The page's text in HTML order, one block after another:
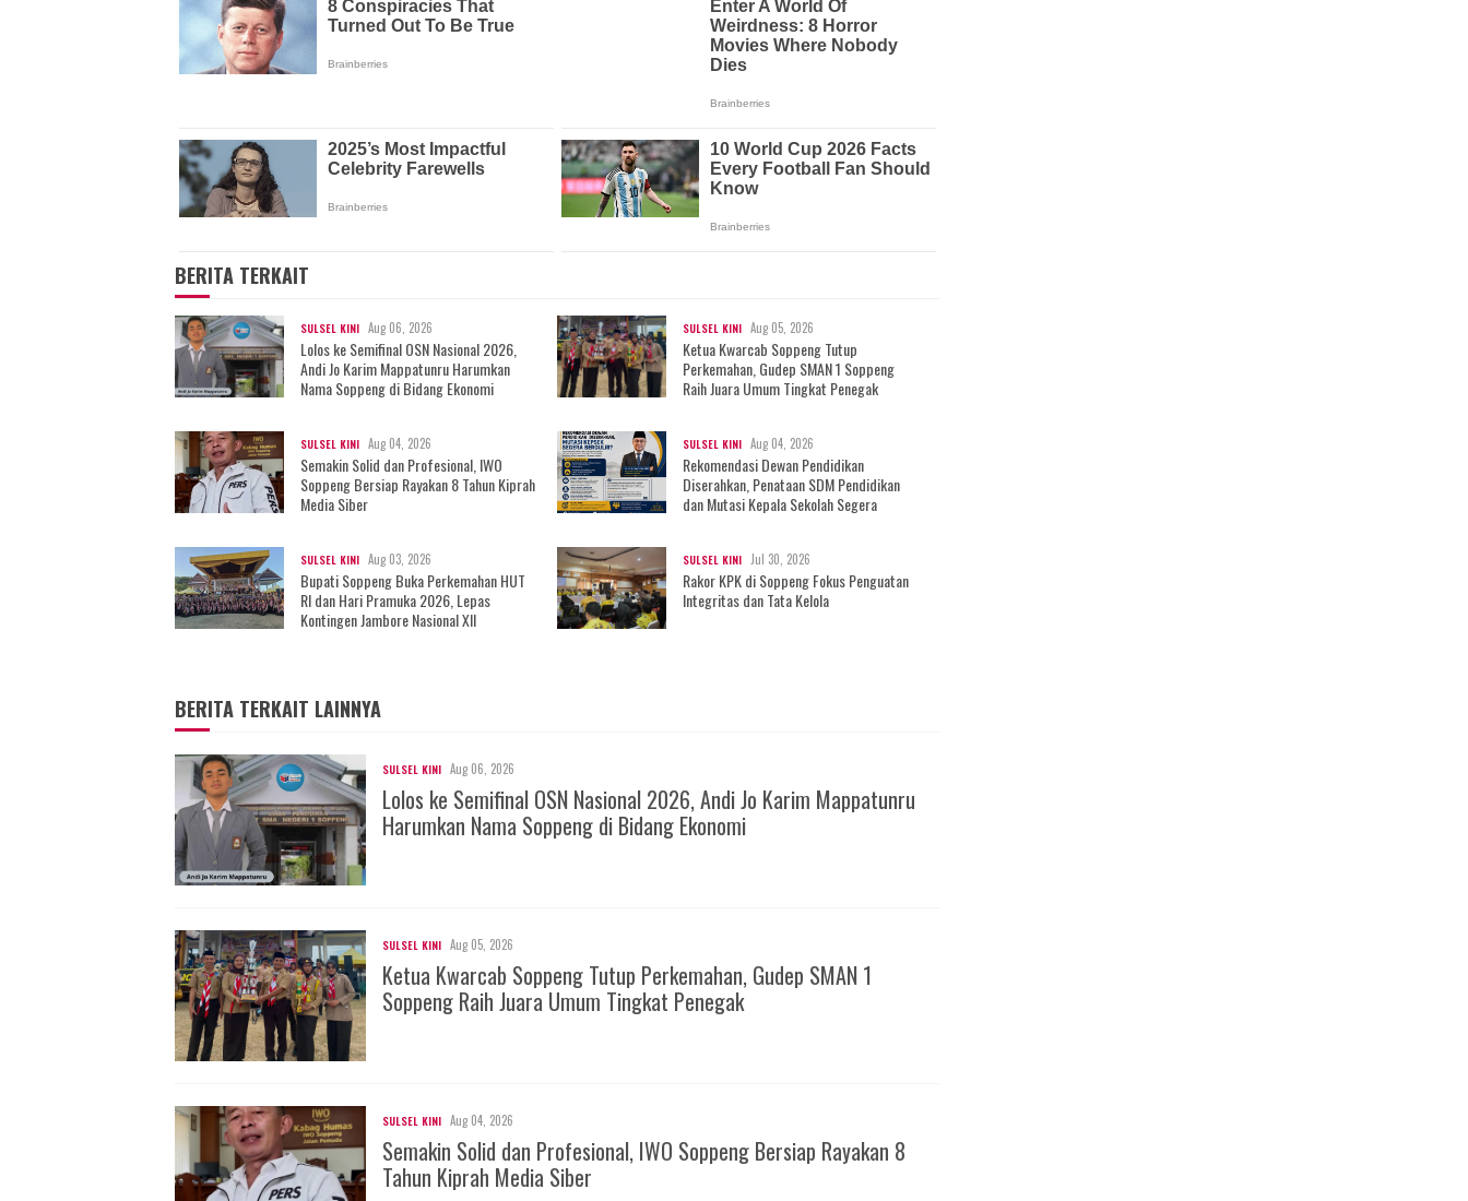
BERITA TERKAIT
SULSEL KINI Aug 06, 2026
Lolos ke Semifinal OSN Nasional 2026,
Andi Jo Karim Mappatunru Harumkan
Nama Soppeng di Bidang Ekonomi
SULSEL KINI Aug 05, 2026
Ketua Kwarcab Soppeng Tutup
Perkemahan, Gudep SMAN 1 Soppeng
Raih Juara Umum Tingkat Penegak
SULSEL KINI Aug 04, 2026
Semakin Solid dan Profesional, IWO
Soppeng Bersiap Rayakan 8 Tahun Kiprah
Media Siber
SULSEL KINI Aug 04, 2026
Rekomendasi Dewan Pendidikan
Diserahkan, Penataan SDM Pendidikan
dan Mutasi Kepala Sekolah Segera
SULSEL KINI Aug 03, 2026
Bupati Soppeng Buka Perkemahan HUT
RI dan Hari Pramuka 2026, Lepas
Kontingen Jambore Nasional XII
SULSEL KINI Jul 30, 2026
Rakor KPK di Soppeng Fokus Penguatan
Integritas dan Tata Kelola
BERITA TERKAIT LAINNYA
SULSEL KINI Aug 06, 2026
Lolos ke Semifinal OSN Nasional 2026, Andi Jo Karim Mappatunru
Harumkan Nama Soppeng di Bidang Ekonomi
SULSEL KINI Aug 05, 2026
Ketua Kwarcab Soppeng Tutup Perkemahan, Gudep SMAN 1
Soppeng Raih Juara Umum Tingkat Penegak
SULSEL KINI Aug 04, 2026
Semakin Solid dan Profesional, IWO Soppeng Bersiap Rayakan 8
Tahun Kiprah Media Siber